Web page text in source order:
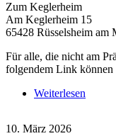
Zum Keglerheim
Am Keglerheim 15
65428 Rüsselsheim am
Für alle, die nicht am
folgendem Link können
Weiterlesen
10. März 2026